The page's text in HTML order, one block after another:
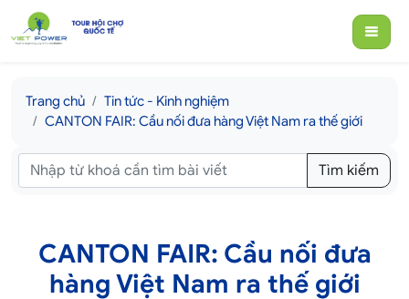
Trang chủ
Tin tức - Kinh nghiệm
CANTON FAIR: Cầu nối đưa hàng Việt Nam ra thế giới
Tìm kiếm
CANTON FAIR: Cầu nối đưa
hàng Việt Nam ra thế giới